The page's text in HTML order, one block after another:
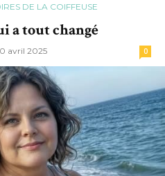
DE LA COIFFEUSE
a tout changé
avril 2025 0